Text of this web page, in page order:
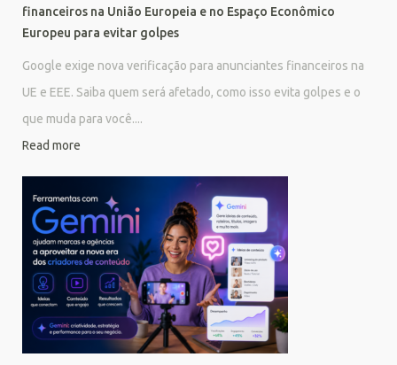
financeiros na União Europeia e no Espaço Econômico
Europeu para evitar golpes
Google exige nova verificação para anunciantes financeiros na
UE e EEE. Saiba quem será afetado, como isso evita golpes e o
que muda para você....
Read more